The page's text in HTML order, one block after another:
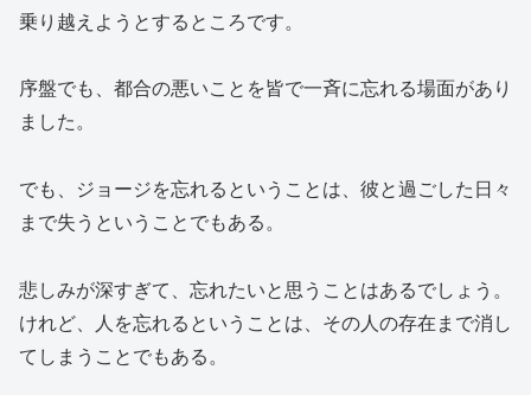
乗り越えようとするところです。
序盤でも、都合の悪いことを皆で一斉に忘れる場面があり
ました。
でも、ジョージを忘れるということは、彼と過ごした日々
まで失うということでもある。
悲しみが深すぎて、忘れたいと思うことはあるでしょう。
けれど、人を忘れるということは、その人の存在まで消し
てしまうことでもある。